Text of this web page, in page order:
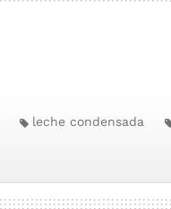
leche condensada